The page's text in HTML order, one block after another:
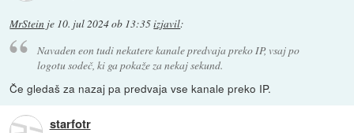
MrStein je 10. jul 2024 ob 13:35izjavil:
Navaden eon tudi nekatere kanale predvaja preko IP, vsaj po
logotu sodeč, ki ga pokaže za nekaj sekund.
Če gledaš za nazaj pa predvaja vse kanale preko IP.
starfotr